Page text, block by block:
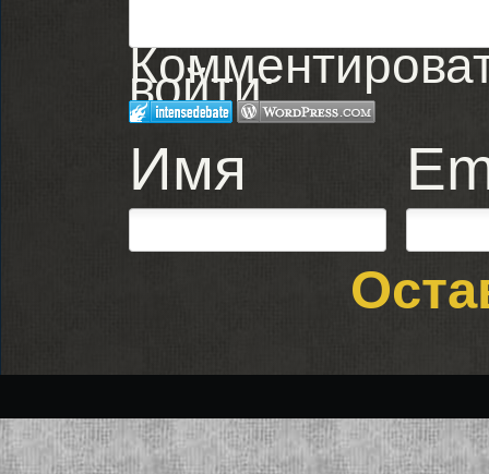
войти:
Имя